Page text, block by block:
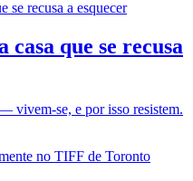
casa que se recusa
vivem-se, e por isso resistem.